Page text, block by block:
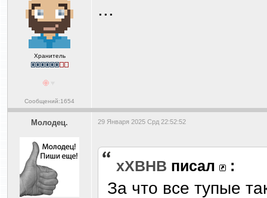
Хранитель
Сообщений:1654
...
Молодец. 29 Января 2025 Срд 22:52:52
xXBHB писал :
За что все тупые